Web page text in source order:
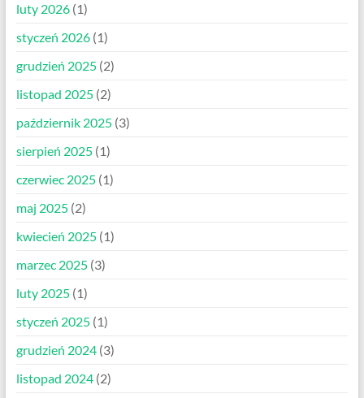
luty 2026(1)
styczeń 2026(1)
grudzień 2025(2)
listopad 2025(2)
październik 2025(3)
sierpień 2025(1)
czerwiec 2025(1)
maj 2025(2)
kwiecień 2025(1)
marzec 2025(3)
luty 2025(1)
styczeń 2025(1)
grudzień 2024(3)
listopad 2024(2)